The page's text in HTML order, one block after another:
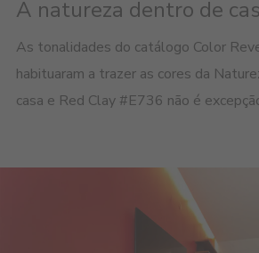
A natureza dentro de
As tonalidades do catálogo Color
habituaram a trazer as cores da
casa e Red Clay #E736 não é